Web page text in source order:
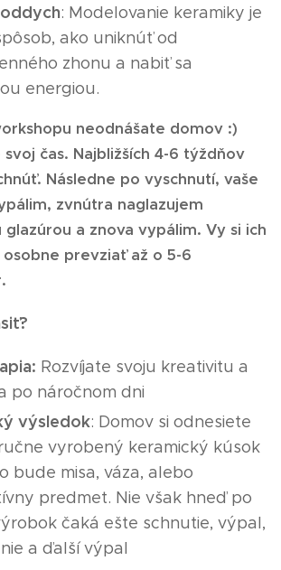
: Modelovanie keramiky je
ako uniknúť od
zhonu a nabiť sa
energiou.
neodnášate domov :)
čas. Najbližších 4-6 týždňov
Následne po vyschnutí, vaše
zvnútra naglazujem
a znova vypálim. Vy si ich
prevziať až o 5-6
Rozvíjate svoju kreativitu a
po náročnom dni
výsledok: Domov si odnesiete
vyrobený keramický kúsok
bude misa, váza, alebo
predmet. Nie však hneď po
čaká ešte schnutie, výpal,
a ďalší výpal